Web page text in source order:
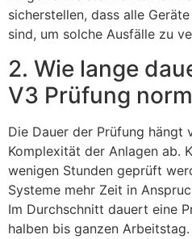
sicherstellen, dass alle
sind, um solche Ausfälle zu
2. Wie lange
V3 Prüfung
Die Dauer der Prüfung hängt
Komplexität der Anlagen ab.
wenigen Stunden geprüft
Systeme mehr Zeit in
Im Durchschnitt dauert eine
halben bis ganzen